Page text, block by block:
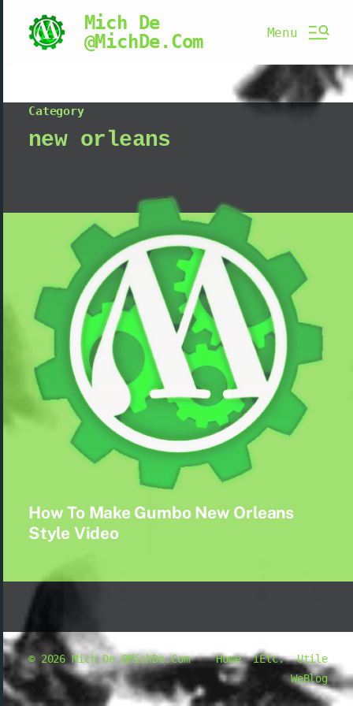
Mich De
@MichDe.Com
Menu
Category
new orleans
How To Make Gumbo New Orleans
Style Video
© 2026Mich De @MichDe.Com Home iEtc.
Utile
WeBlog